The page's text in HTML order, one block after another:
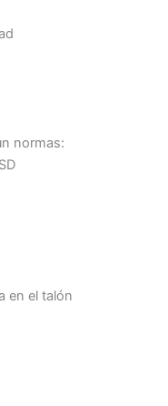
normas:
en el talón